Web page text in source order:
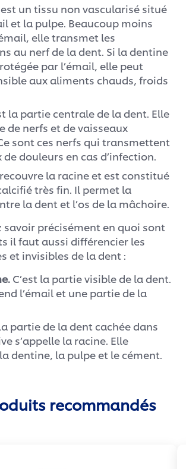
un tissu non vascularisé situé
et la pulpe. Beaucoup moins
elle transmet les
au nerf de la dent. Si la dentine
par l’émail, elle peut
aux aliments chauds, froids
la partie centrale de la dent. Elle
de nerfs et de vaisseaux
sont ces nerfs qui transmettent
de douleurs en cas d’infection.
recouvre la racine et est constitué
très fin. Il permet la
la dent et l’os de la mâchoire.
savoir précisément en quoi sont
il faut aussi différencier les
et invisibles de la dent :
C’est la partie visible de la dent.
l’émail et une partie de la
partie de la dent cachée dans
s’appelle la racine. Elle
dentine, la pulpe et le cément.
recommandés